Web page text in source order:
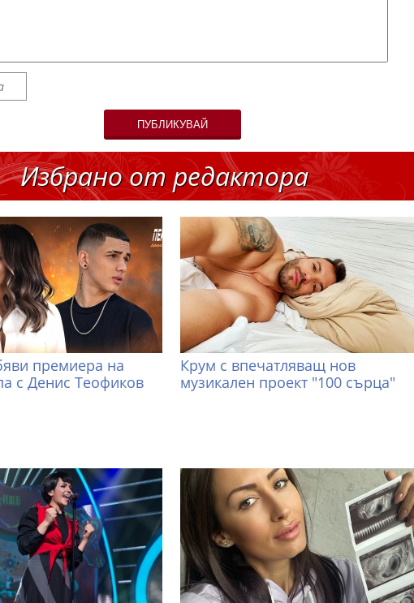
ПУБЛИКУВАЙ
Избрано от редактора
премиера на
с Денис Теофиков
Крум с впечатляващ нов
музикален проект "100 сърца"